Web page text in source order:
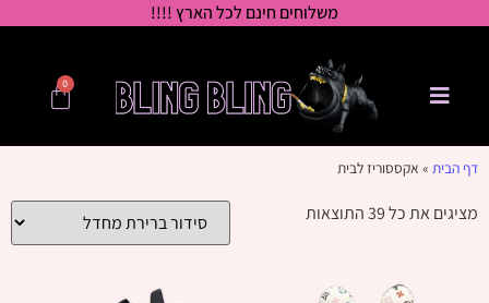
משלוחים חינם לכל הארץ !!!!
0
דף הבית » אקססוריז לבית
מציגים את כל ⁦39⁩ התוצאות